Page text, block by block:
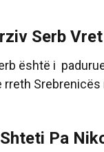
Serb
është i
Srebrenicës
Pa